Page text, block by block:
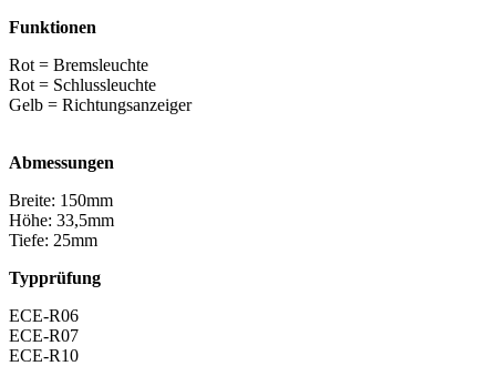
Funktionen
Rot = Bremsleuchte
Rot = Schlussleuchte
Gelb = Richtungsanzeiger
Abmessungen
Breite: 150mm
Höhe: 33,5mm
Tiefe: 25mm
Typprüfung
ECE-R06
ECE-R07
ECE-R10